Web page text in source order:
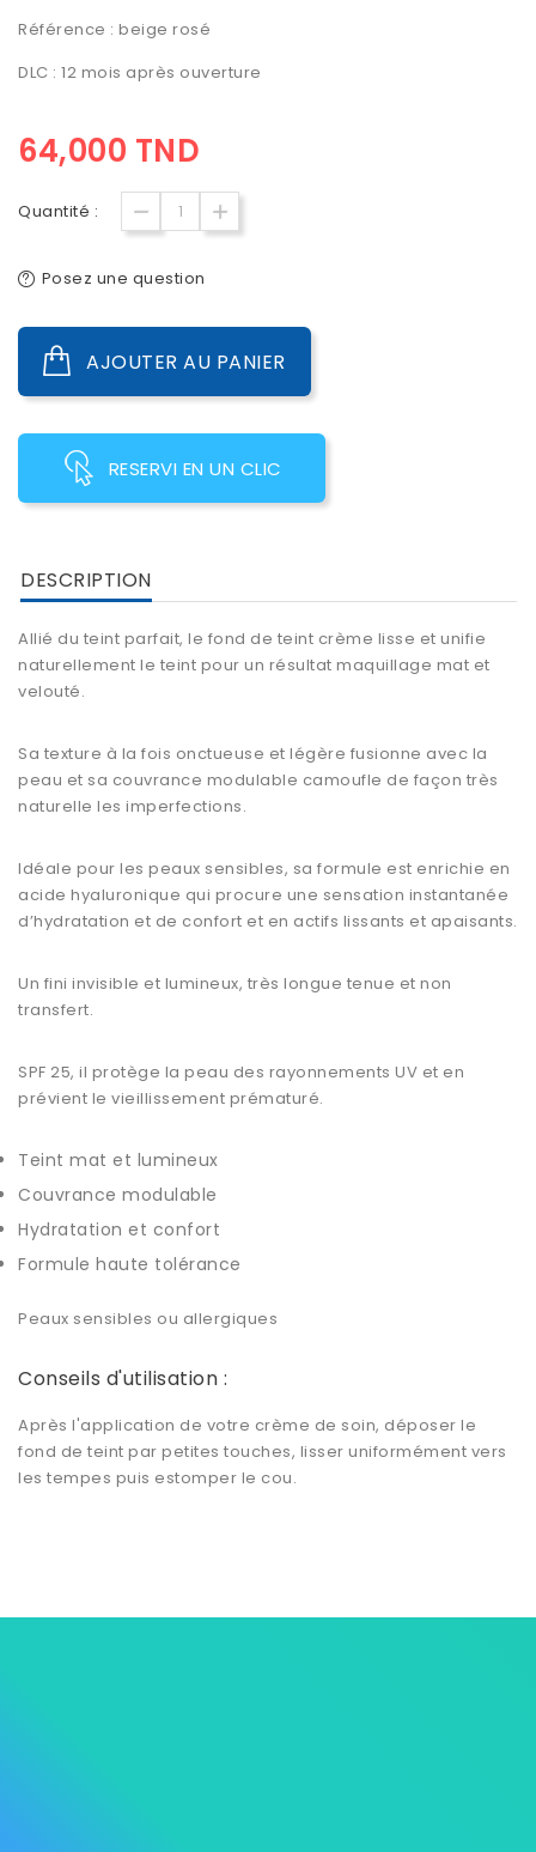
Référence : beige rosé
DLC : 12 mois après ouverture
64,000 TND
Quantité :
Posez une question
AJOUTER AU PANIER
RESERVI EN UN CLIC
DESCRIPTION
Allié du teint parfait, le fond de teint crème lisse et unifie
naturellement le teint pour un résultat maquillage mat et
velouté.
Sa texture à la fois onctueuse et légère fusionne avec la
peau et sa couvrance modulable camoufle de façon très
naturelle les imperfections.
Idéale pour les peaux sensibles, sa formule est enrichie en
acide hyaluronique qui procure une sensation instantanée
d’hydratation et de confort et en actifs lissants et apaisants.
Un fini invisible et lumineux, très longue tenue et non
transfert.
SPF 25, il protège la peau des rayonnements UV et en
prévient le vieillissement prématuré.
Teint mat et lumineux
Couvrance modulable
Hydratation et confort
Formule haute tolérance
Peaux sensibles ou allergiques
Conseils d'utilisation :
Après l'application de votre crème de soin, déposer le
fond de teint par petites touches, lisser uniformément vers
les tempes puis estomper le cou.